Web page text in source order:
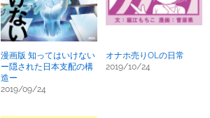
漫画版 知ってはいけない
ー隠された日本支配の構
造ー
2019/09/24
オナホ売りOLの日常
2019/10/24